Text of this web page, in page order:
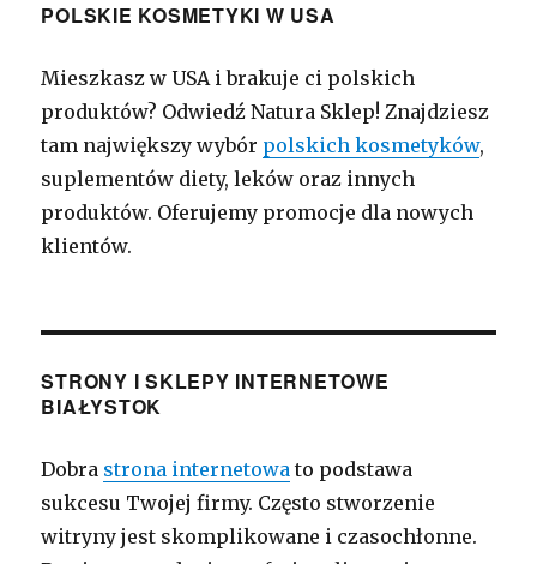
POLSKIE KOSMETYKI W USA
Mieszkasz w USA i brakuje ci polskich
produktów? Odwiedź Natura Sklep! Znajdziesz
tam największy wybór polskich kosmetyków,
suplementów diety, leków oraz innych
produktów. Oferujemy promocje dla nowych
klientów.
STRONY I SKLEPY INTERNETOWE
BIAŁYSTOK
Dobra strona internetowa to podstawa
sukcesu Twojej firmy. Często stworzenie
witryny jest skomplikowane i czasochłonne.